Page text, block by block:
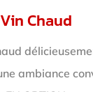
Vin Chaud
ambiance